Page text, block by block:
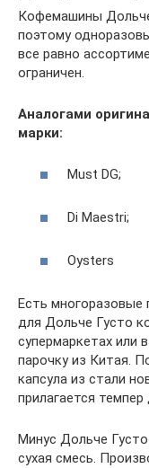
Кофемашины
поэтому
все равно
ограничен.
Аналогами
марки:
Must DG;
Di Maestri;
Oysters
Есть многоразовые
для Дольче Густо
супермаркетах или
парочку из Китая.
капсула из стали
прилагается
Минус Дольче
сухая смесь.